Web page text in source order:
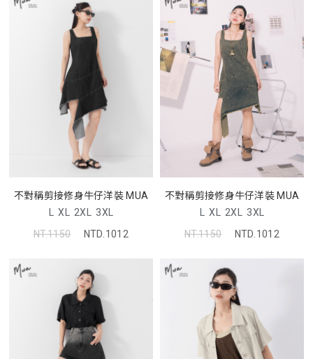
不對稱剪接修身牛仔洋裝 MUA
L XL 2XL 3XL
NT.1150
NTD.1012
不對稱剪接修身牛仔洋裝 MUA
L XL 2XL 3XL
NT.1150
NTD.1012